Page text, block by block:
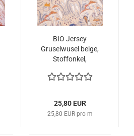
BIO Jersey
Gruselwusel beige,
Stoffonkel,
25,80 EUR
25,80 EUR pro m